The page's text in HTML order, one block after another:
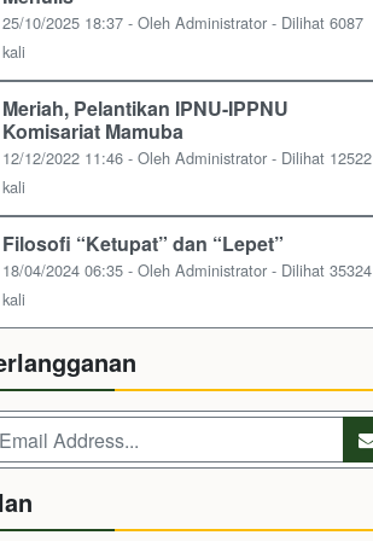
25/10/2025 18:37 - Oleh Administrator - Dilihat 6087
kali
Meriah, Pelantikan IPNU-IPPNU
Komisariat Mamuba
12/12/2022 11:46 - Oleh Administrator - Dilihat 12522
kali
Filosofi “Ketupat” dan “Lepet”
18/04/2024 06:35 - Oleh Administrator - Dilihat 35324
kali